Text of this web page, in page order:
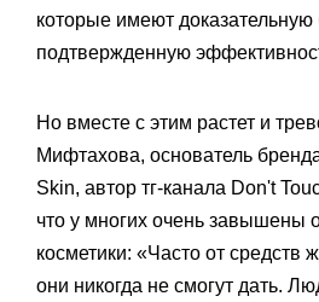
которые имеют доказательную
подтвержденную
Но вместе с этим растет и
Мифтахова, основатель
Skin, автор тг-канала Don't
что у многих очень завышены
косметики: «Часто от средств
они никогда не смогут дать.